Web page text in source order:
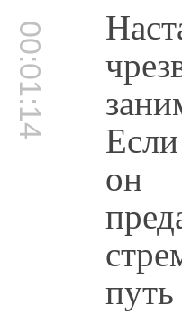
00:01:14
он